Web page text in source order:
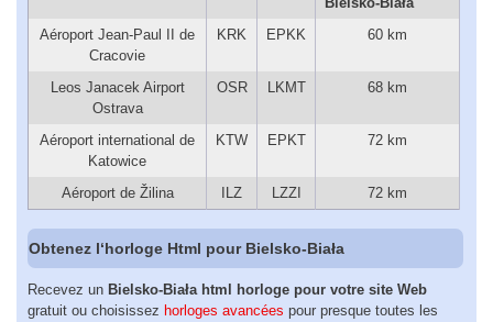
Aéroport Jean-Paul II de
Cracovie
KRK EPKK 60 km
Leos Janacek Airport
Ostrava
OSR LKMT 68 km
Aéroport international de
Katowice
KTW EPKT 72 km
Aéroport de Žilina ILZ LZZI 72 km
Obtenez l‘horloge Html pour Bielsko-Biała
Recevez un Bielsko-Biała html horloge pour votre site Web
gratuit ou choisissez horloges avancées pour presque toutes les